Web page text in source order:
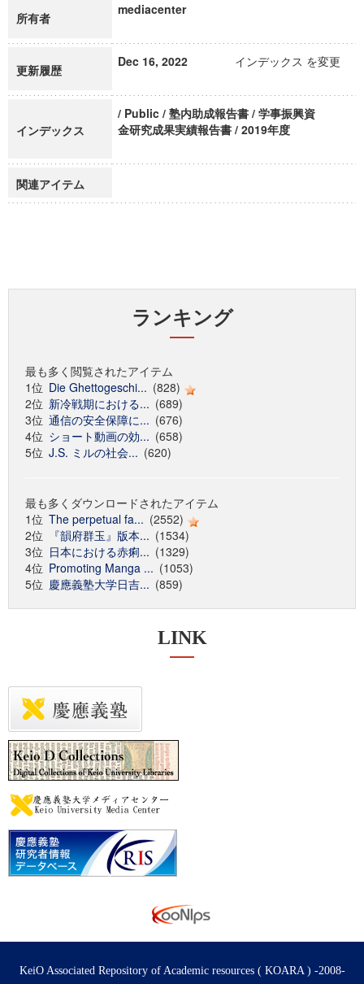
所有者
mediacenter
更新履歴
Dec 16, 2022 インデックス を変更
インデックス
/ Public / 塾内助成報告書 / 学事振興資
金研究成果実績報告書 / 2019年度
関連アイテム
ランキング
最も多く閲覧されたアイテム
1位 Die Ghettogeschi... (828)
2位 新冷戦期における... (689)
3位 通信の安全保障に... (676)
4位 ショート動画の効... (658)
5位 J.S. ミルの社会... (620)
最も多くダウンロードされたアイテム
1位 The perpetual fa... (2552)
2位
『韻府群玉』版本... (1534)
3位 日本における赤痢... (1329)
4位 Promoting Manga ... (1053)
5位 慶應義塾大学日吉... (859)
LINK
KeiO Associated Repository of Academic resources ( KOARA ) -2008-